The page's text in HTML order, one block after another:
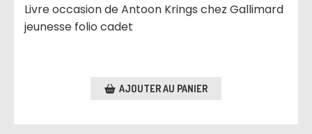
Livre occasion de Antoon Krings chez Gallimard
jeunesse folio cadet
AJOUTER AU PANIER